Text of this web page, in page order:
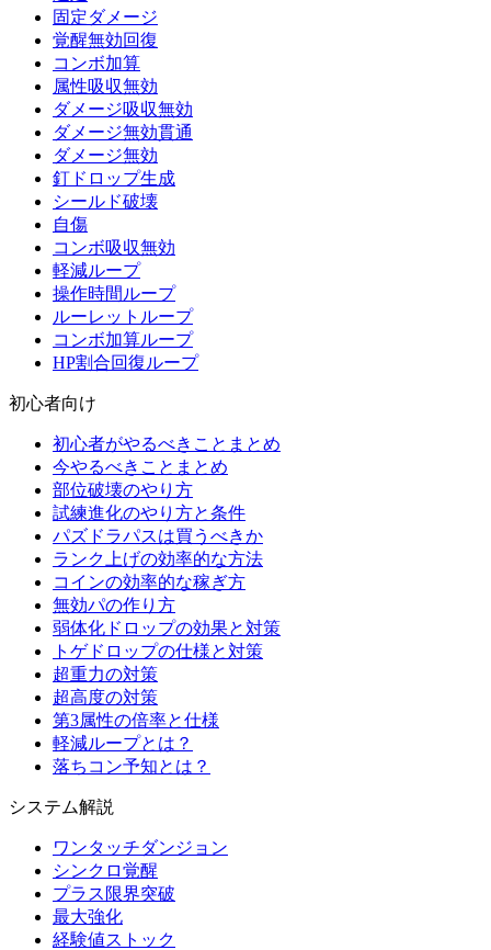
固定ダメージ
覚醒無効回復
コンボ加算
属性吸収無効
ダメージ吸収無効
ダメージ無効貫通
ダメージ無効
釘ドロップ生成
シールド破壊
自傷
コンボ吸収無効
軽減ループ
操作時間ループ
ルーレットループ
コンボ加算ループ
HP割合回復ループ
初心者向け
初心者がやるべきことまとめ
今やるべきことまとめ
部位破壊のやり方
試練進化のやり方と条件
パズドラパスは買うべきか
ランク上げの効率的な方法
コインの効率的な稼ぎ方
無効パの作り方
弱体化ドロップの効果と対策
トゲドロップの仕様と対策
超重力の対策
超高度の対策
第3属性の倍率と仕様
軽減ループとは？
落ちコン予知とは？
システム解説
ワンタッチダンジョン
シンクロ覚醒
プラス限界突破
最大強化
経験値ストック